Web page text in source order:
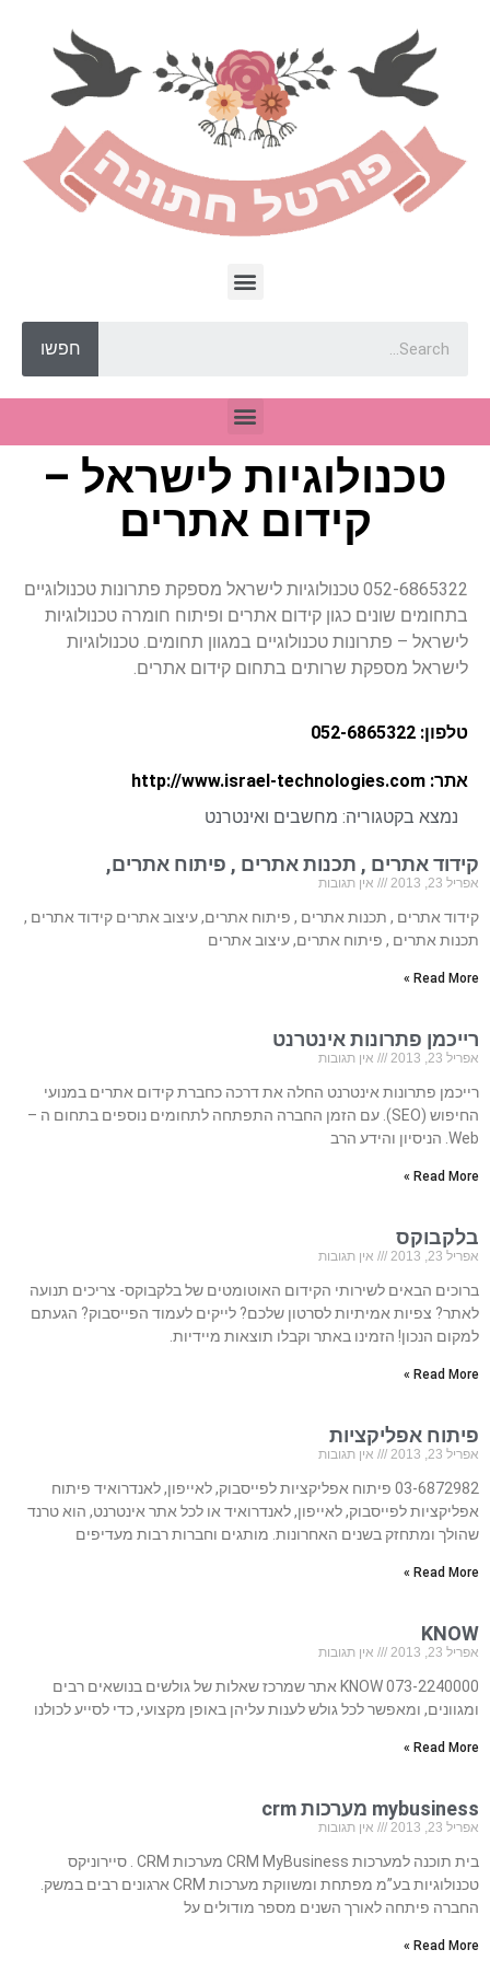
חפשו
טכנולוגיות לישראל –
קידום אתרים
052-6865322 טכנולוגיות לישראל מספקת פתרונות טכנולוגיים
בתחומים שונים כגון קידום אתרים ופיתוח חומרה טכנולוגיות
לישראל – פתרונות טכנולוגיים במגוון תחומים. טכנולוגיות
לישראל מספקת שרותים בתחום קידום אתרים.
טלפון: 052-6865322
אתר: http://www.israel-technologies.com
נמצא בקטגוריה: מחשבים ואינטרנט
קידוד אתרים , תכנות אתרים , פיתוח אתרים,
אפריל 23, 2013 אין תגובות
קידוד אתרים , תכנות אתרים , פיתוח אתרים, עיצוב אתרים קידוד אתרים ,
תכנות אתרים , פיתוח אתרים, עיצוב אתרים
Read More »
רייכמן פתרונות אינטרנט
אפריל 23, 2013 אין תגובות
רייכמן פתרונות אינטרנט החלה את דרכה כחברת קידום אתרים במנועי
החיפוש (SEO). עם הזמן החברה התפתחה לתחומים נוספים בתחום ה –
Web. הניסיון והידע הרב
Read More »
בלקבוקס
אפריל 23, 2013 אין תגובות
ברוכים הבאים לשירותי הקידום האוטומטים של בלקבוקס- צריכים תנועה
לאתר? צפיות אמיתיות לסרטון שלכם? לייקים לעמוד הפייסבוק? הגעתם
למקום הנכון! הזמינו באתר וקבלו תוצאות מיידיות.
Read More »
פיתוח אפליקציות
אפריל 23, 2013 אין תגובות
03-6872982 פיתוח אפליקציות לפייסבוק, לאייפון, לאנדרואיד פיתוח
אפליקציות לפייסבוק, לאייפון, לאנדרואיד או לכל אתר אינטרנט, הוא טרנד
שהולך ומתחזק בשנים האחרונות. מותגים וחברות רבות מעדיפים
Read More »
KNOW
אפריל 23, 2013 אין תגובות
073-2240000 KNOW אתר שמרכז שאלות של גולשים בנושאים רבים
ומגוונים, ומאפשר לכל גולש לענות עליהן באופן מקצועי, כדי לסייע לכולנו
Read More »
mybusiness מערכות crm
אפריל 23, 2013 אין תגובות
בית תוכנה למערכות CRM MyBusiness מערכות CRM . סיירוניקס
טכנולוגיות בע”מ מפתחת ומשווקת מערכות CRM ארגונים רבים במשק.
החברה פיתחה לאורך השנים מספר מודולים על
Read More »